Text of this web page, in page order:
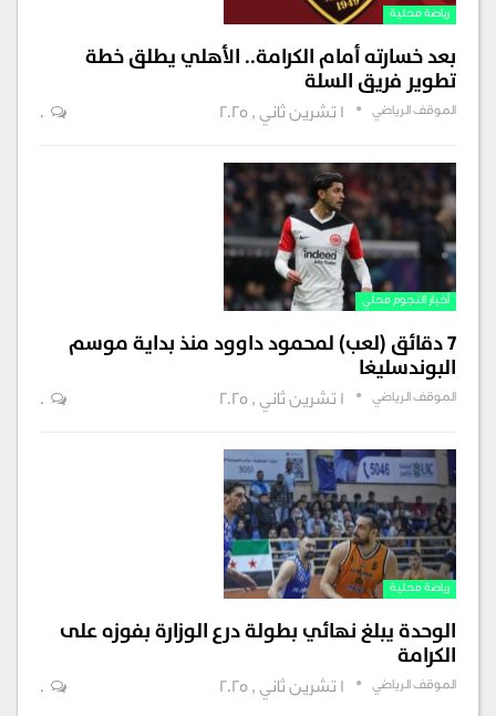
رياضة محلية
بعد خسارته أمام الكرامة.. الأهلي يطلق خطة
تطوير فريق السلة
الموقف الرياضي 0
أخبار النجوم محلي
7 دقائق (لعب) لمحمود داوود منذ بداية موسم
البوندسليغا
الموقف الرياضي 0
رياضة محلية
الوحدة يبلغ نهائي بطولة درع الوزارة بفوزه على
الكرامة
الموقف الرياضي 0